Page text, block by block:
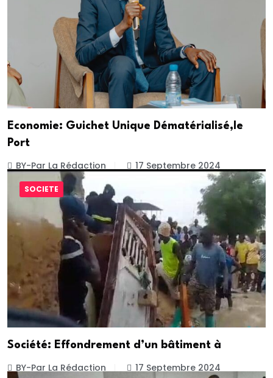
Economie: Guichet Unique Dématérialisé,le
Port
BY-Par La Rédaction 17 Septembre 2024
SOCIETE
Société: Effondrement d’un bâtiment à
BY-Par La Rédaction 17 Septembre 2024